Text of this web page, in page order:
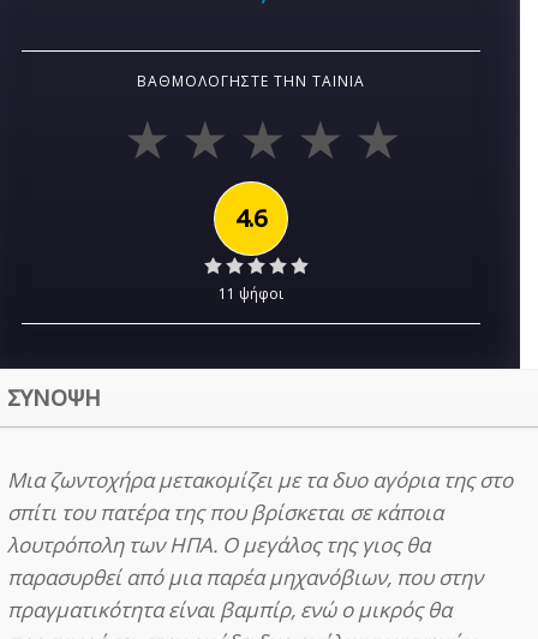
ΒΑΘΜΟΛΟΓΉΣΤΕ ΤΗΝ ΤΑΙΝΊΑ
4.6
11 ψήφοι
ΣΥΝΟΨΗ
Μια ζωντοχήρα μετακομίζει με τα δυο αγόρια της στο
σπίτι του πατέρα της που βρίσκεται σε κάποια
λουτρόπολη των ΗΠΑ. Ο μεγάλος της γιος θα
παρασυρθεί από μια παρέα μηχανόβιων, που στην
πραγματικότητα είναι βαμπίρ, ενώ ο μικρός θα